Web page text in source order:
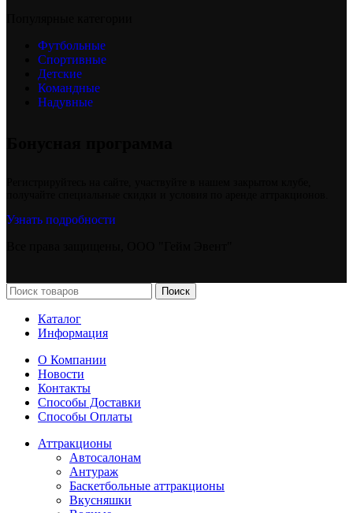
Футбольные
Спортивные
Детские
Командные
Надувные
Узнать подробности
Поиск
Каталог
Информация
О Компании
Новости
Контакты
Способы Доставки
Способы Оплаты
Аттракционы
Автосалонам
Антураж
Баскетбольные аттракционы
Вкусняшки